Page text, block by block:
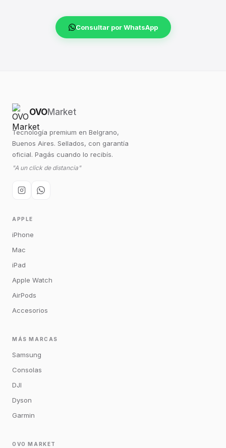
Consultar por WhatsApp
OVOMarket
Tecnología premium en Belgrano,
Buenos Aires. Sellados, con garantía
oficial. Pagás cuando lo recibís.
"A un click de distancia"
APPLE
iPhone
Mac
iPad
Apple Watch
AirPods
Accesorios
MÁS MARCAS
Samsung
Consolas
DJI
Dyson
Garmin
OVO MARKET